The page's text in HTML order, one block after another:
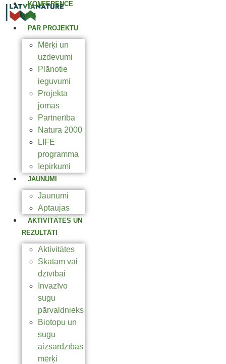
KONFERENCE
2025
PAR PROJEKTU
Mērķi un
uzdevumi
Plānotie
ieguvumi
Projekta
jomas
Partnerība
Natura 2000
LIFE
programma
Iepirkumi
JAUNUMI
Jaunumi
Aptaujas
AKTIVITĀTES UN
REZULTĀTI
Aktivitātes
Skatam vai
dzīvībai
Invazīvo
sugu
pārvaldnieks
Biotopu un
sugu
aizsardzības
mērķi